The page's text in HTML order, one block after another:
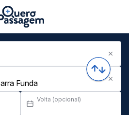
Volta (opcional)